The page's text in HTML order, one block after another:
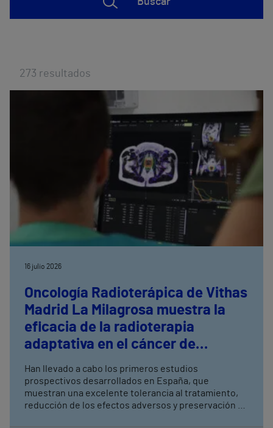
273 resultados
16 julio 2026
Oncología Radioterápica de Vithas
Madrid La Milagrosa muestra la
eficacia de la radioterapia
adaptativa en el cáncer de
próstata
Han llevado a cabo los primeros estudios
prospectivos desarrollados en España, que
muestran una excelente tolerancia al tratamiento,
reducción de los efectos adversos y preservación de